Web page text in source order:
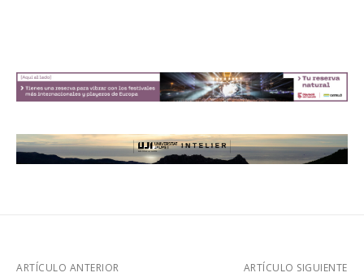
ARTÍCULO ANTERIOR ARTÍCULO SIGUIENTE